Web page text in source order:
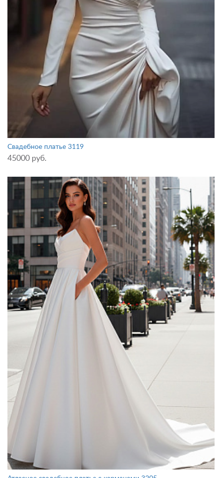
Свадебное платье 3119
45000 руб.